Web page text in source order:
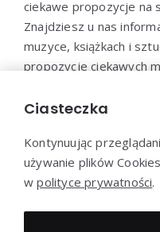
ciekawe propozycje na
Znajdziesz u nas
muzyce, książkach i
propozycje ciekawych
zrelaksować się. Dołącz
Dziękujemy za wizytę -
Ciasteczka
Kontynuując
używanie plików
wpolityce prywatności.